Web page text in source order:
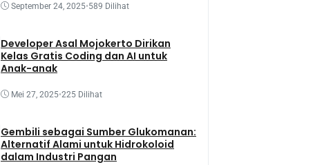
September 24, 2025•589 Dilihat
Developer Asal Mojokerto Dirikan
Kelas Gratis Coding dan AI untuk
Anak-anak
Mei 27, 2025•225 Dilihat
Gembili sebagai Sumber Glukomanan:
Alternatif Alami untuk Hidrokoloid
dalam Industri Pangan